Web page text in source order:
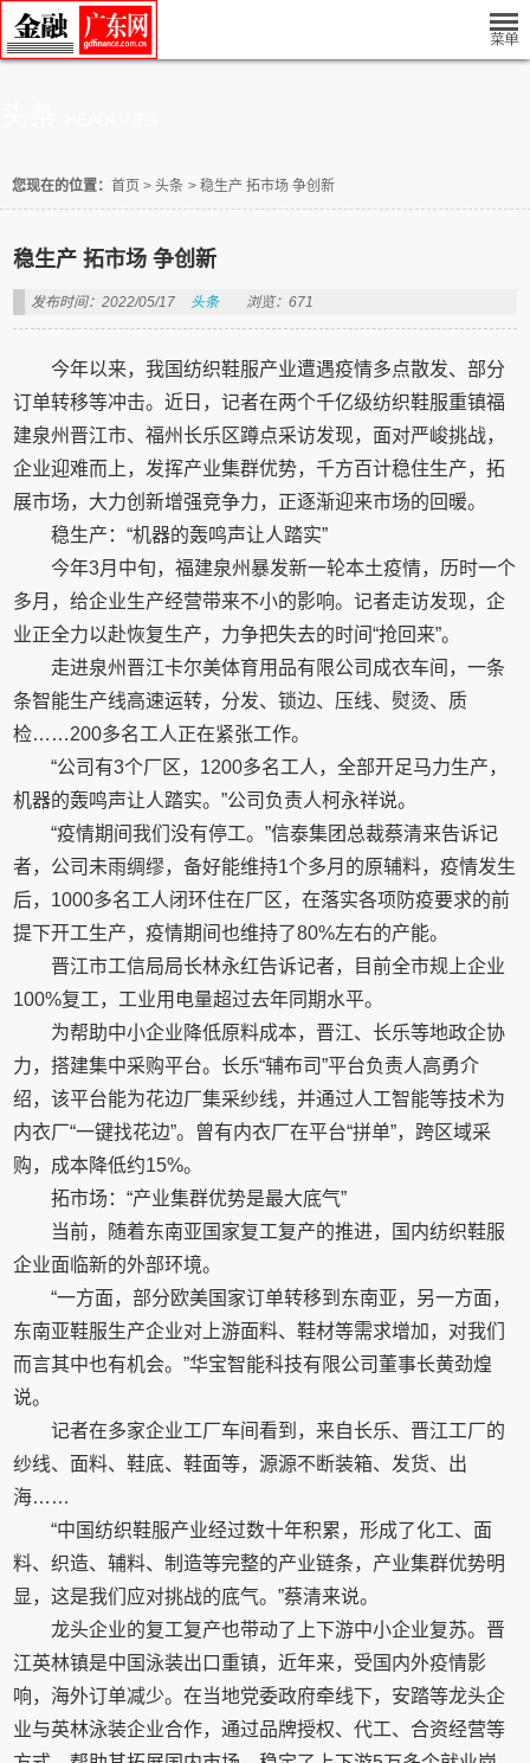
您现在的位置： 首页 > 头条 > 稳生产 拓市场 争创新
稳生产 拓市场 争创新
发布时间：2022/05/17 头条 浏览：671
今年以来，我国纺织鞋服产业遭遇疫情多点散发、部分
订单转移等冲击。近日，记者在两个千亿级纺织鞋服重镇福
建泉州晋江市、福州长乐区蹲点采访发现，面对严峻挑战，
企业迎难而上，发挥产业集群优势，千方百计稳住生产，拓
展市场，大力创新增强竞争力，正逐渐迎来市场的回暖。
稳生产：“机器的轰鸣声让人踏实”
今年3月中旬，福建泉州暴发新一轮本土疫情，历时一个
多月，给企业生产经营带来不小的影响。记者走访发现，企
业正全力以赴恢复生产，力争把失去的时间“抢回来”。
走进泉州晋江卡尔美体育用品有限公司成衣车间，一条
条智能生产线高速运转，分发、锁边、压线、熨烫、质
检……200多名工人正在紧张工作。
“公司有3个厂区，1200多名工人，全部开足马力生产，
机器的轰鸣声让人踏实。”公司负责人柯永祥说。
“疫情期间我们没有停工。”信泰集团总裁蔡清来告诉记
者，公司未雨绸缪，备好能维持1个多月的原辅料，疫情发生
后，1000多名工人闭环住在厂区，在落实各项防疫要求的前
提下开工生产，疫情期间也维持了80%左右的产能。
晋江市工信局局长林永红告诉记者，目前全市规上企业
100%复工，工业用电量超过去年同期水平。
为帮助中小企业降低原料成本，晋江、长乐等地政企协
力，搭建集中采购平台。长乐“辅布司”平台负责人高勇介
绍，该平台能为花边厂集采纱线，并通过人工智能等技术为
内衣厂“一键找花边”。曾有内衣厂在平台“拼单”，跨区域采
购，成本降低约15%。
拓市场：“产业集群优势是最大底气”
当前，随着东南亚国家复工复产的推进，国内纺织鞋服
企业面临新的外部环境。
“一方面，部分欧美国家订单转移到东南亚，另一方面，
东南亚鞋服生产企业对上游面料、鞋材等需求增加，对我们
而言其中也有机会。”华宝智能科技有限公司董事长黄劲煌
说。
记者在多家企业工厂车间看到，来自长乐、晋江工厂的
纱线、面料、鞋底、鞋面等，源源不断装箱、发货、出
海……
“中国纺织鞋服产业经过数十年积累，形成了化工、面
料、织造、辅料、制造等完整的产业链条，产业集群优势明
显，这是我们应对挑战的底气。”蔡清来说。
龙头企业的复工复产也带动了上下游中小企业复苏。晋
江英林镇是中国泳装出口重镇，近年来，受国内外疫情影
响，海外订单减少。在当地党委政府牵线下，安踏等龙头企
业与英林泳装企业合作，通过品牌授权、代工、合资经营等